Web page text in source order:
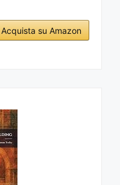
Acquista su Amazon